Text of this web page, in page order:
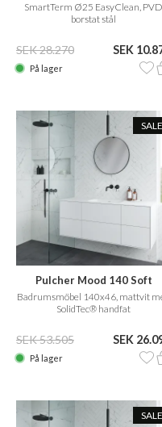
SmartTerm Ø25 EasyClean, PVD
borstat stål
SEK 28.270 SEK
På lager
SALE
Pulcher Mood 140 Soft
Badrumsmöbel 140x46, mattvit
SolidTec® handfat
SEK 53.505 SEK
På lager
SALE